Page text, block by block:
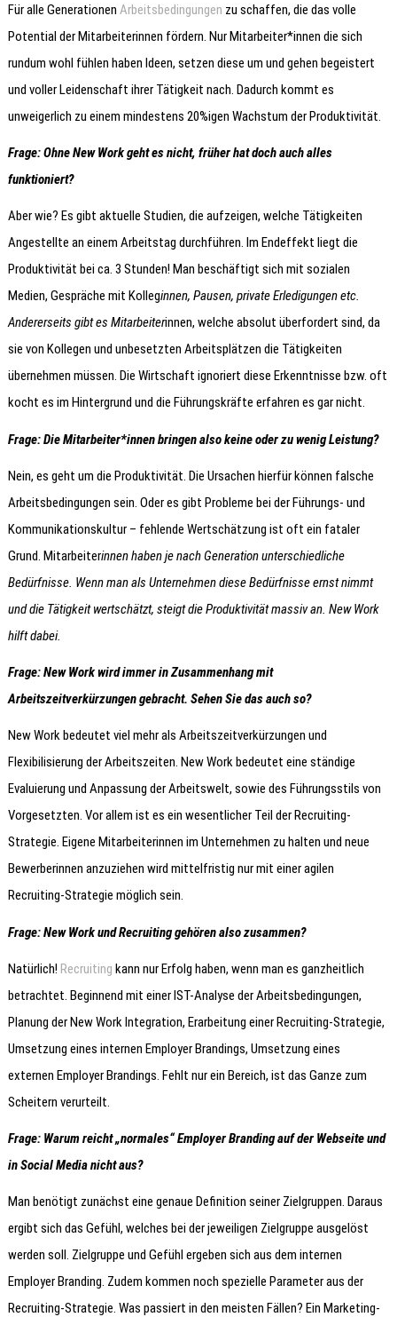
Für alle GenerationenArbeitsbedingungen zu schaffen, die das volle
Potential der Mitarbeiterinnen fördern. Nur Mitarbeiter*innen die sich
rundum wohl fühlen haben Ideen, setzen diese um und gehen begeistert
und voller Leidenschaft ihrer Tätigkeit nach. Dadurch kommt es
unweigerlich zu einem mindestens 20%igen Wachstum der Produktivität.
Frage: Ohne New Work geht es nicht, früher hat doch auch alles
funktioniert?
Aber wie? Es gibt aktuelle Studien, die aufzeigen, welche Tätigkeiten
Angestellte an einem Arbeitstag durchführen. Im Endeffekt liegt die
Produktivität bei ca. 3 Stunden! Man beschäftigt sich mit sozialen
Medien, Gespräche mit Kolleginnen, Pausen, private Erledigungen etc.
Andererseits gibt es Mitarbeiterinnen, welche absolut überfordert sind, da
sie von Kollegen und unbesetzten Arbeitsplätzen die Tätigkeiten
übernehmen müssen. Die Wirtschaft ignoriert diese Erkenntnisse bzw. oft
kocht es im Hintergrund und die Führungskräfte erfahren es gar nicht.
Frage: Die Mitarbeiter*innen bringen also keine oder zu wenig Leistung?
Nein, es geht um die Produktivität. Die Ursachen hierfür können falsche
Arbeitsbedingungen sein. Oder es gibt Probleme bei der Führungs- und
Kommunikationskultur – fehlende Wertschätzung ist oft ein fataler
Grund. Mitarbeiterinnen haben je nach Generation unterschiedliche
Bedürfnisse. Wenn man als Unternehmen diese Bedürfnisse ernst nimmt
und die Tätigkeit wertschätzt, steigt die Produktivität massiv an. New Work
hilft dabei.
Frage: New Work wird immer in Zusammenhang mit
Arbeitszeitverkürzungen gebracht. Sehen Sie das auch so?
New Work bedeutet viel mehr als Arbeitszeitverkürzungen und
Flexibilisierung der Arbeitszeiten. New Work bedeutet eine ständige
Evaluierung und Anpassung der Arbeitswelt, sowie des Führungsstils von
Vorgesetzten. Vor allem ist es ein wesentlicher Teil der Recruiting-
Strategie. Eigene Mitarbeiterinnen im Unternehmen zu halten und neue
Bewerberinnen anzuziehen wird mittelfristig nur mit einer agilen
Recruiting-Strategie möglich sein.
Frage: New Work und Recruiting gehören also zusammen?
Natürlich! Recruiting kann nur Erfolg haben, wenn man es ganzheitlich
betrachtet. Beginnend mit einer IST-Analyse der Arbeitsbedingungen,
Planung der New Work Integration, Erarbeitung einer Recruiting-Strategie,
Umsetzung eines internen Employer Brandings, Umsetzung eines
externen Employer Brandings. Fehlt nur ein Bereich, ist das Ganze zum
Scheitern verurteilt.
Frage: Warum reicht „normales“ Employer Branding auf der Webseite und
in Social Media nicht aus?
Man benötigt zunächst eine genaue Definition seiner Zielgruppen. Daraus
ergibt sich das Gefühl, welches bei der jeweiligen Zielgruppe ausgelöst
werden soll. Zielgruppe und Gefühl ergeben sich aus dem internen
Employer Branding. Zudem kommen noch spezielle Parameter aus der
Recruiting-Strategie. Was passiert in den meisten Fällen? Ein Marketing-